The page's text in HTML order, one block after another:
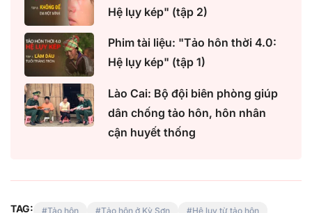
Hệ lụy kép" (tập 2)
Phim tài liệu: "Tảo hôn thời 4.0:
Hệ lụy kép" (tập 1)
Lào Cai: Bộ đội biên phòng giúp
dân chống tảo hôn, hôn nhân
cận huyết thống
TAG: Tảo hôn Tảo hôn ở Kỳ Sơn Hệ lụy từ tảo hôn